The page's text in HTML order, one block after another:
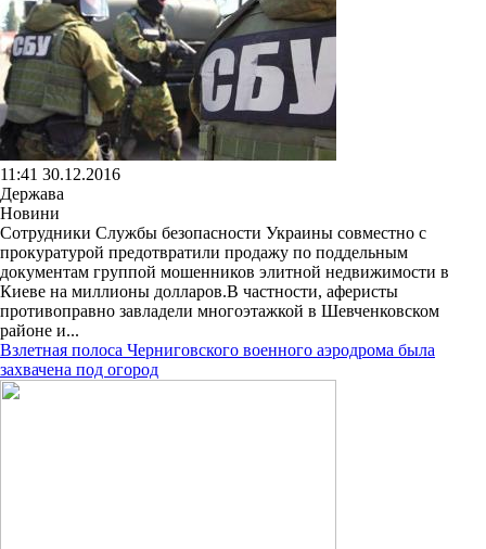
11:41 30.12.2016
Держава
Новини
Сотрудники Службы безопасности Украины совместно с
прокуратурой предотвратили продажу по поддельным
документам группой мошенников элитной недвижимости в
Киеве на миллионы долларов.В частности, аферисты
противоправно завладели многоэтажкой в Шевченковском
районе и...
Взлетная полоса Черниговского военного аэродрома была
захвачена под огород